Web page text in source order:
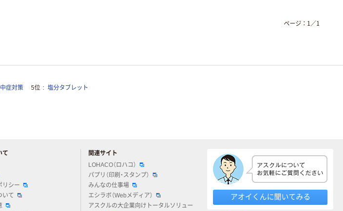
ページ： 1 ／1
症対策 5位 塩分タブレット
て
リシー
いて
関連サイト
LOHACO（ロハコ）
パプリ（印刷・スタンプ）
みんなの仕事場
エシラボ（Webメディア）
アスクルの大企業向けトータルソリュー
アオイくんに聞いてみる